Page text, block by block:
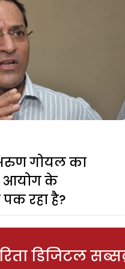
गोयल का
आयोग के
रहा है?
डिजिटल